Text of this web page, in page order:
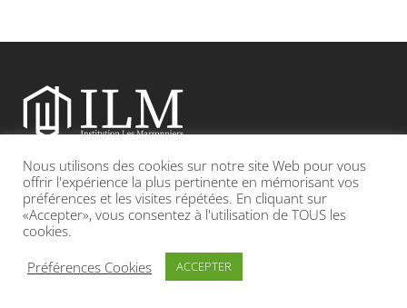
Etablissement catholique sous contrat d’association avec l’Etat
Adresse : 19, Grande rue 69420 CONDRIEU
INFOS LÉGALES POLITIQUE DE CONFIDENTIALITÉ
Nous utilisons des cookies sur notre site Web pour vous
offrir l'expérience la plus pertinente en mémorisant vos
préférences et les visites répétées. En cliquant sur
«Accepter», vous consentez à l'utilisation de TOUS les
cookies.
Préférences Cookies
ACCEPTER